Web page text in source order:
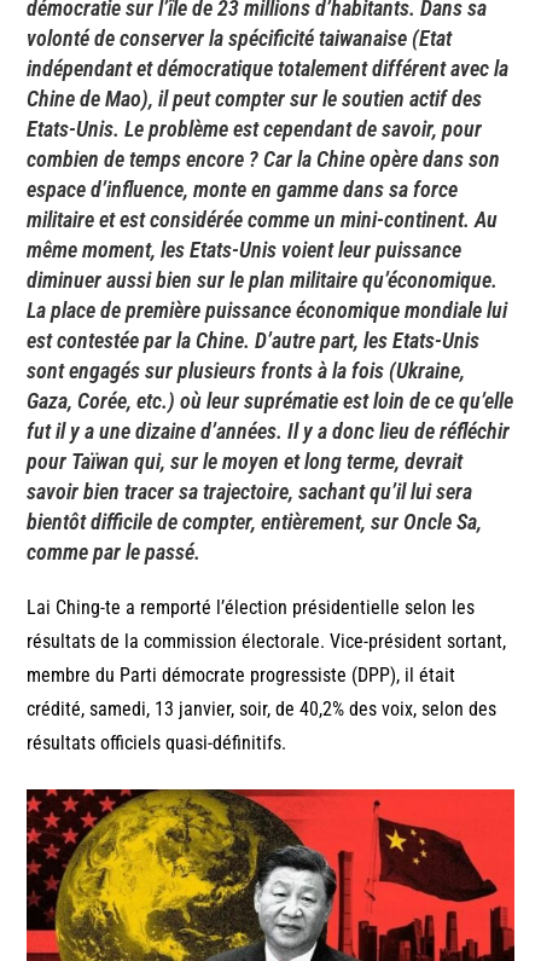
démocratie sur l’île de 23 millions d’habitants. Dans sa
volonté de conserver la spécificité taiwanaise (Etat
indépendant et démocratique totalement différent avec la
Chine de Mao), il peut compter sur le soutien actif des
Etats-Unis. Le problème est cependant de savoir, pour
combien de temps encore ? Car la Chine opère dans son
espace d’influence, monte en gamme dans sa force
militaire et est considérée comme un mini-continent. Au
même moment, les Etats-Unis voient leur puissance
diminuer aussi bien sur le plan militaire qu’économique.
La place de première puissance économique mondiale lui
est contestée par la Chine. D’autre part, les Etats-Unis
sont engagés sur plusieurs fronts à la fois (Ukraine,
Gaza, Corée, etc.) où leur suprématie est loin de ce qu’elle
fut il y a une dizaine d’années. Il y a donc lieu de réfléchir
pour Taïwan qui, sur le moyen et long terme, devrait
savoir bien tracer sa trajectoire, sachant qu’il lui sera
bientôt difficile de compter, entièrement, sur Oncle Sa,
comme par le passé.
Lai Ching-te a remporté l’élection présidentielle selon les
résultats de la commission électorale. Vice-président sortant,
membre du Parti démocrate progressiste (DPP), il était
crédité, samedi, 13 janvier, soir, de 40,2% des voix, selon des
résultats officiels quasi-définitifs.